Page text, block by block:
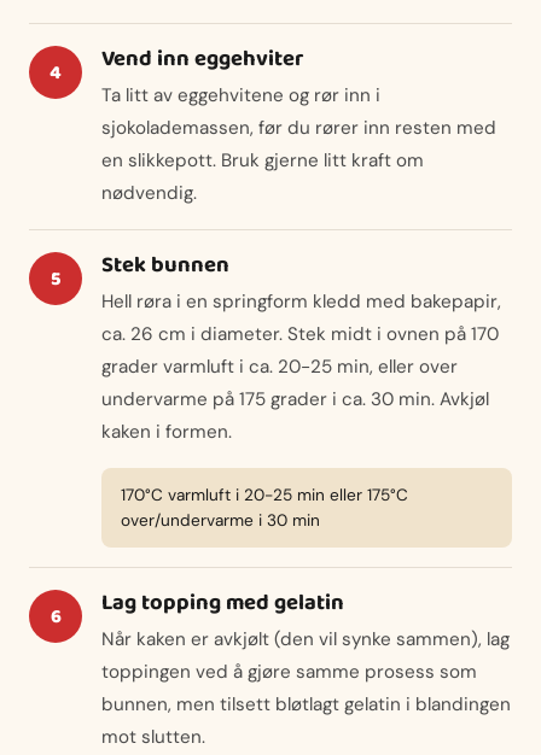
Vend inn eggehviter
Ta litt av eggehvitene og rør inn i
sjokolademassen, før du rører inn resten med
en slikkepott. Bruk gjerne litt kraft om
nødvendig.
Stek bunnen
Hell røra i en springform kledd med bakepapir,
ca. 26 cm i diameter. Stek midt i ovnen på 170
grader varmluft i ca. 20-25 min, eller over
undervarme på 175 grader i ca. 30 min. Avkjøl
kaken i formen.
170°C varmluft i 20-25 min eller 175°C
over/undervarme i 30 min
Lag topping med gelatin
Når kaken er avkjølt (den vil synke sammen), lag
toppingen ved å gjøre samme prosess som
bunnen, men tilsett bløtlagt gelatin i blandingen
mot slutten.